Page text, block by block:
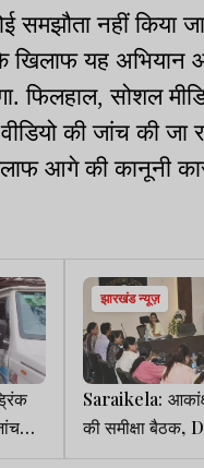
समझौता नहीं किया
खिलाफ यह अभियान
फिलहाल, सोशल
की जांच की जा
आगे की कानूनी
झारखंड न्यूज़
Saraikela:
की समीक्षा बैठक,
शिक्षा और